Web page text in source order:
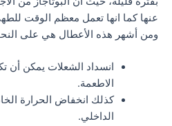
عنها كما انها تعمل معظم الوقت
ومن أشهر هذه الأعطال هي على
انسداد الشعلات يمكن أن
الاطعمة.
كذلك انخفاض الحرارة
الداخلي.